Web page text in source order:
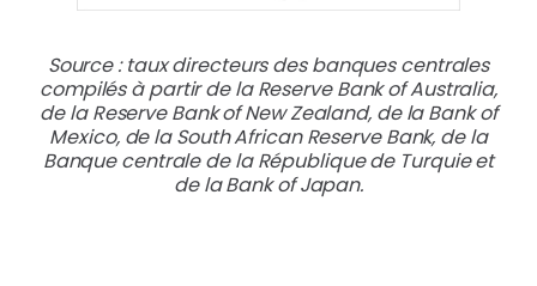
Source : taux directeurs des banques centrales
compilés à partir de la Reserve Bank of Australia,
de la Reserve Bank of New Zealand, de la Bank of
Mexico, de la South African Reserve Bank, de la
Banque centrale de la République de Turquie et
de la Bank of Japan.